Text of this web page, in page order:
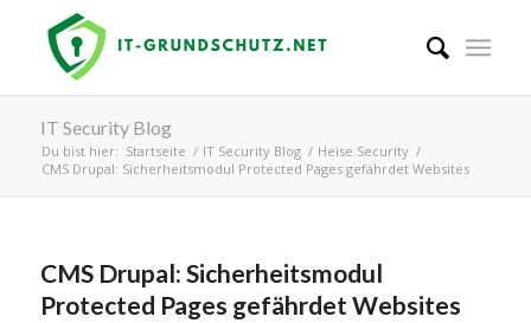
IT Security Blog
Du bist hier: Startseite / IT Security Blog / Heise.Security /
CMS Drupal: Sicherheitsmodul Protected Pages gefährdet Websites
CMS Drupal: Sicherheitsmodul
Protected Pages gefährdet Websites